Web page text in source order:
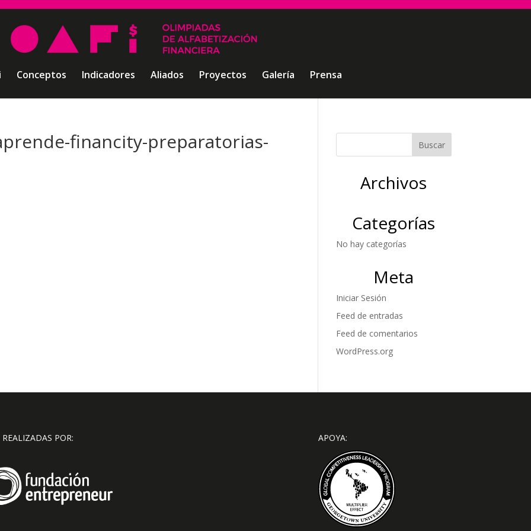
Conceptos Indicadores Aliados Proyectos Galería Prensa
financity-preparatorias-
Archivos
Categorías
No hay categorías
Meta
Iniciar Sesión
Feed de entradas
Feed de comentarios
WordPress.org
POR: APOYA: